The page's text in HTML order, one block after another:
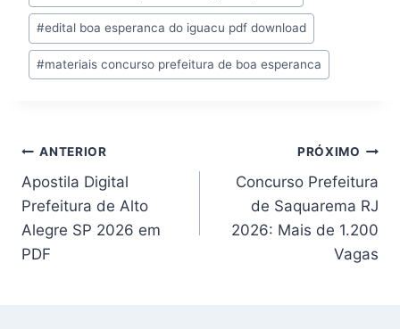
#edital boa esperanca do iguacu pdf download
#materiais concurso prefeitura de boa esperanca
Navegação
de
Post
ANTERIOR
Apostila Digital
Prefeitura de Alto
Alegre SP 2026 em
PDF
PRÓXIMO
Concurso Prefeitura
de Saquarema RJ
2026: Mais de 1.200
Vagas